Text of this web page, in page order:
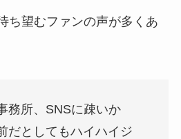
ち望むファンの声が多くあ
務所、SNSに疎いか
だとしてもハイハイジ